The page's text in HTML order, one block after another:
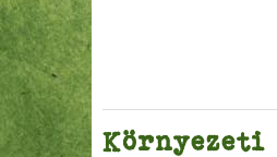
Környezeti